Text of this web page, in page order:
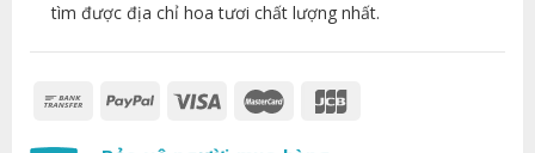
tìm được địa chỉ hoa tươi chất lượng nhất.